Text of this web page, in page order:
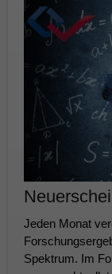
Jeden Monat
Spektrum. Im